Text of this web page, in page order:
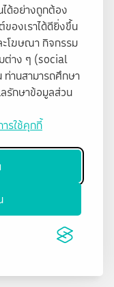
ได้อย่างถูกต้อง
องเราได้ดียิ่งขึ้น
ะโฆษณา กิจกรรม
ต่าง ๆ (social
านสามารถศึกษา
รักษาข้อมูลส่วน
รใช้คุกกี้